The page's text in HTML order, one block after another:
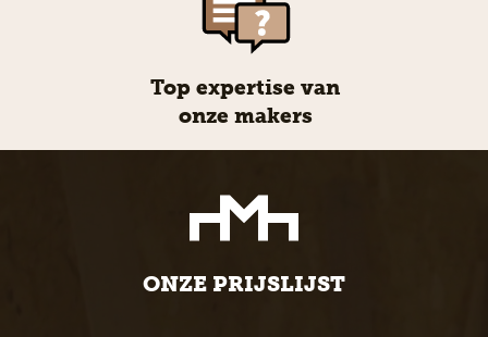
Top expertise van
onze makers
ONZE PRIJSLIJST